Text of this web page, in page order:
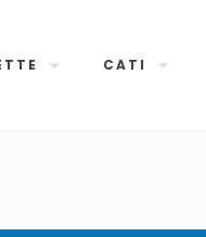
CATI